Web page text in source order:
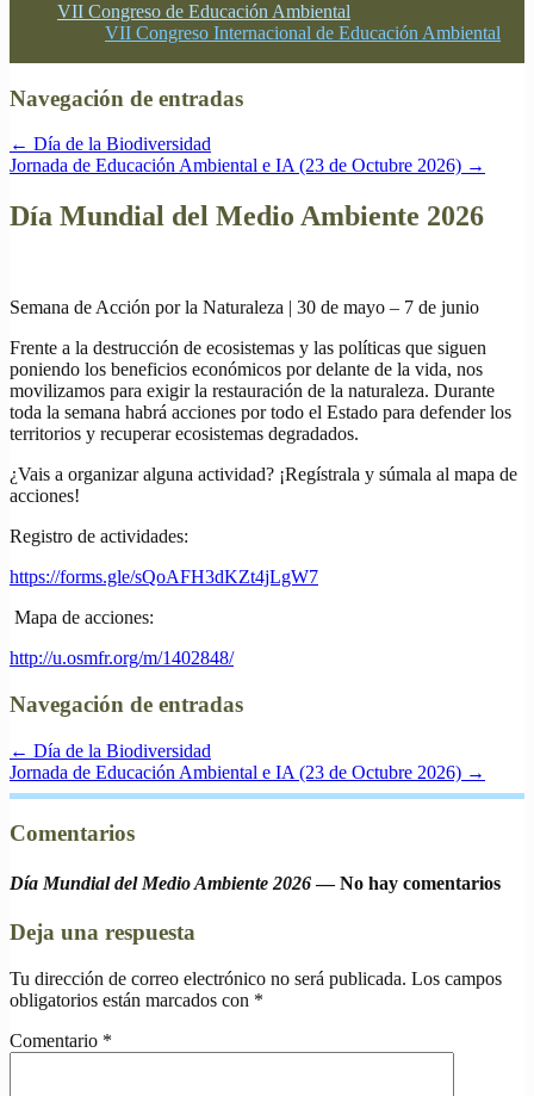
VII Congreso de Educación Ambiental
VII Congreso Internacional de Educación Ambiental
Navegación de entradas
← Día de la Biodiversidad
Jornada de Educación Ambiental e IA (23 de Octubre 2026) →
Día Mundial del Medio Ambiente 2026
Semana de Acción por la Naturaleza | 30 de mayo – 7 de junio
Frente a la destrucción de ecosistemas y las políticas que siguen
poniendo los beneficios económicos por delante de la vida, nos
movilizamos para exigir la restauración de la naturaleza. Durante
toda la semana habrá acciones por todo el Estado para defender los
territorios y recuperar ecosistemas degradados.
¿Vais a organizar alguna actividad? ¡Regístrala y súmala al mapa de
acciones!
Registro de actividades:
https://forms.gle/sQoAFH3dKZt4jLgW7
Mapa de acciones:
http://u.osmfr.org/m/1402848/
Navegación de entradas
← Día de la Biodiversidad
Jornada de Educación Ambiental e IA (23 de Octubre 2026) →
Comentarios
Día Mundial del Medio Ambiente 2026— No hay comentarios
Deja una respuesta
Tu dirección de correo electrónico no será publicada. Los campos
obligatorios están marcados con *
Comentario *